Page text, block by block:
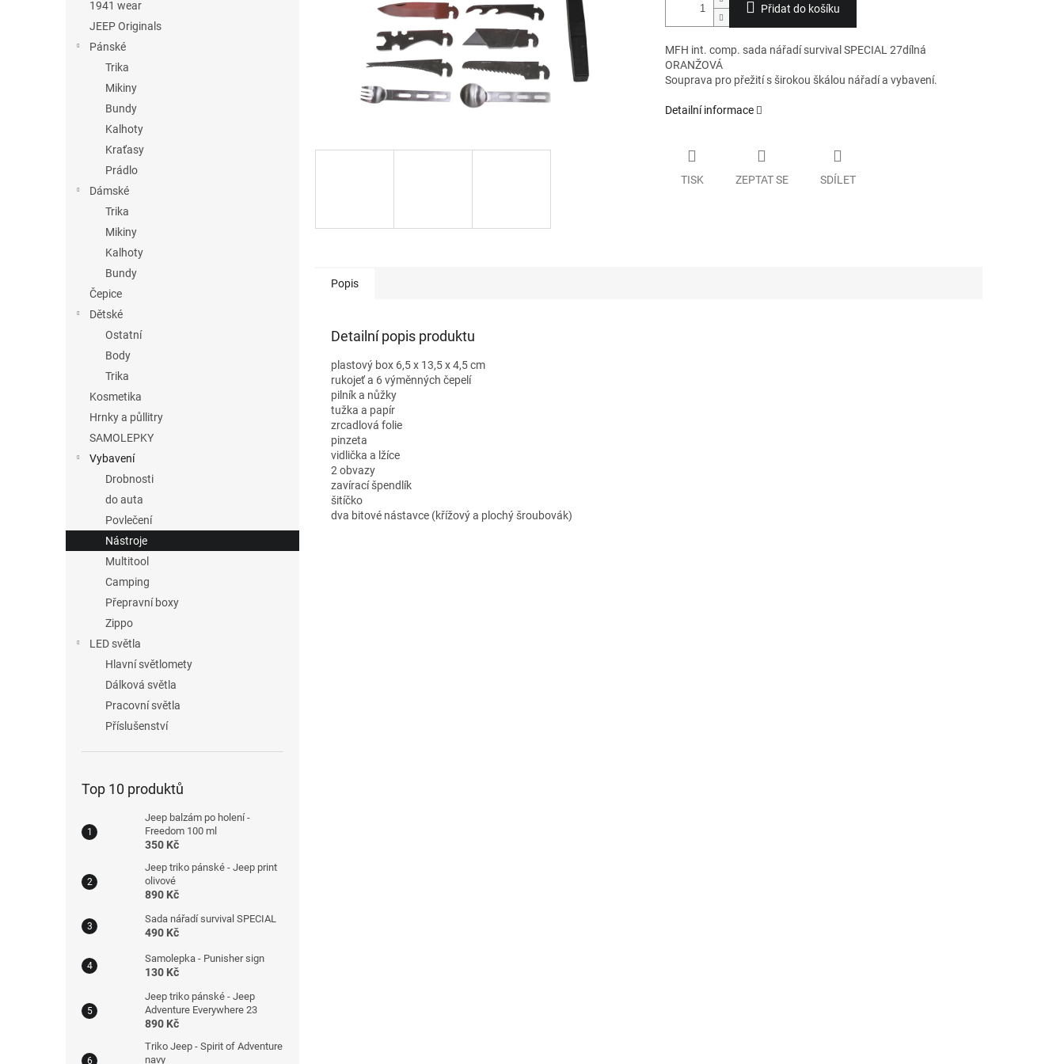
1941 wear
JEEP Originals
Pánské
Trika
Mikiny
Bundy
Kalhoty
Kraťasy
Prádlo
Dámské
Trika
Mikiny
Kalhoty
Bundy
Čepice
Dětské
Ostatní
Body
Trika
Kosmetika
Hrnky a půllitry
SAMOLEPKY
Vybavení
Drobnosti
do auta
Povlečení
Nástroje
Multitool
Camping
Přepravní boxy
Zippo
LED světla
Hlavní světlomety
Dálková světla
Pracovní světla
Příslušenství
Top 10 produktů
Jeep balzám po holení -
Freedom 100 ml
350 Kč
Jeep triko pánské - Jeep print
olivové
890 Kč
Sada nářadí survival SPECIAL
490 Kč
Samolepka - Punisher sign
130 Kč
Jeep triko pánské - Jeep
Adventure Everywhere 23
890 Kč
Triko Jeep - Spirit of Adventure
navy
Přidat do košíku
MFH int. comp. sada nářadí survival SPECIAL 27dílná
ORANŽOVÁ
Souprava pro přežití s širokou škálou nářadí a vybavení.
Detailní informace
TISK ZEPTAT SE SDÍLET
Popis
Detailní popis produktu
plastový box 6,5 x 13,5 x 4,5 cm
rukojeť a 6 výměnných čepelí
pilník a nůžky
tužka a papír
zrcadlová folie
pinzeta
vidlička a lžíce
2 obvazy
zavírací špendlík
šitíčko
dva bitové nástavce (křížový a plochý šroubovák)